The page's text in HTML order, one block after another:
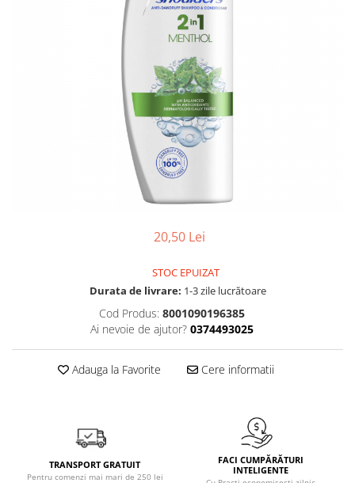
Detergent pardoseala
Echipamente de curăţenie
Folie aluminiu,folie alimentara
Indepartarea parului
Produse pentru curatarea tenului
Sapun lichid, sapun
20,50 Lei
STOC EPUIZAT
Durata de livrare: 1-3 zile lucrătoare
Cod Produs: 8001090196385
Ai nevoie de ajutor? 0374493025
Adauga la Favorite Cere informatii
TRANSPORT GRATUIT
Pentru comenzi mai mari de 250 lei
FACI CUMPĂRĂTURI
INTELIGENTE